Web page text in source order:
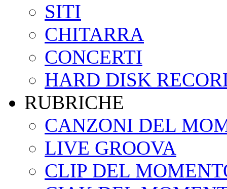
SITI
CHITARRA
CONCERTI
HARD DISK
RUBRICHE
CANZONI DEL
LIVE GROOVA
CLIP DEL